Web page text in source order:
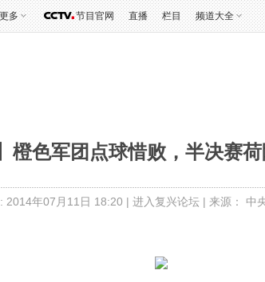
更多 节目官网 直播 栏目 频道大全
橙色军团点球惜败，半决赛
2014年07月11日 18:20 | 进入复兴论坛 | 来源： 中